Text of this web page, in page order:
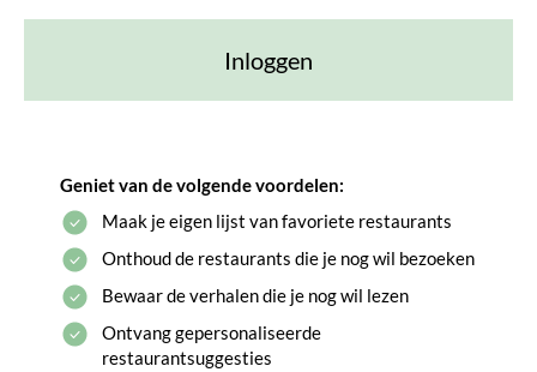
Inloggen
Geniet van de volgende voordelen:
Maak je eigen lijst van favoriete restaurants
Onthoud de restaurants die je nog wil bezoeken
Bewaar de verhalen die je nog wil lezen
Ontvang gepersonaliseerde
restaurantsuggesties